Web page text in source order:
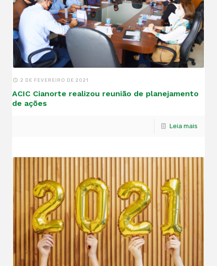
2 DE FEVEREIRO DE 2021
ACIC Cianorte realizou reunião de planejamento
de ações
Leia mais